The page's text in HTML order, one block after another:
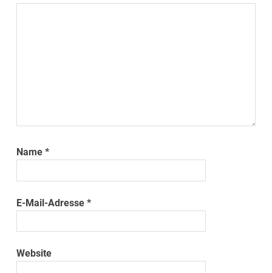
Name*
E-Mail-Adresse*
Website